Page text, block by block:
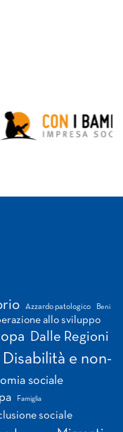
Azzardo patologico Beni
allo sviluppo
Dalle Regioni
Disabilità e non-
sociale
Famiglia
sociale